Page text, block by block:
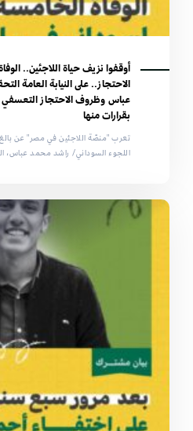
أوقفوا نزيف حياة اللاجئين..
الاحتجاز.. على النيابة العامة
عباس وظروف الاحتجاز
بقرارات منها
تعرب "منصّة اللاجئين في مصر" عن
اللجوء السوداني/ راشد محمد